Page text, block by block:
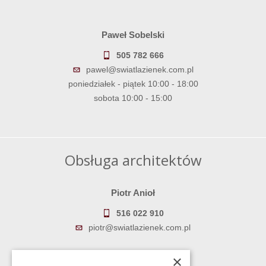
Paweł Sobelski
505 782 666
pawel@swiatlazienek.com.pl
poniedziałek - piątek 10:00 - 18:00
sobota 10:00 - 15:00
Obsługa architektów
Piotr Anioł
516 022 910
piotr@swiatlazienek.com.pl
×